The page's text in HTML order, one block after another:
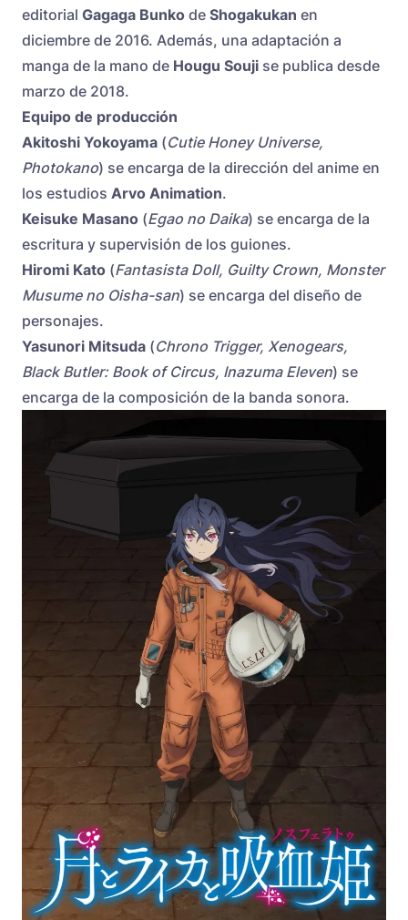
editorial Gagaga Bunko de Shogakukan en
diciembre de 2016. Además, una adaptación a
manga de la mano de Hougu Souji se publica desde
marzo de 2018.
Equipo de producción
Akitoshi Yokoyama (Cutie Honey Universe,
Photokano) se encarga de la dirección del anime en
los estudios Arvo Animation.
Keisuke Masano (Egao no Daika) se encarga de la
escritura y supervisión de los guiones.
Hiromi Kato (Fantasista Doll, Guilty Crown, Monster
Musume no Oisha-san) se encarga del diseño de
personajes.
Yasunori Mitsuda (Chrono Trigger, Xenogears,
Black Butler: Book of Circus, Inazuma Eleven) se
encarga de la composición de la banda sonora.